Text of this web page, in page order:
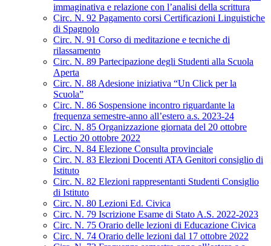
immaginativa e relazione con l’analisi della scrittura
Circ. N. 92 Pagamento corsi Certificazioni Linguistiche
di Spagnolo
Circ. N. 91 Corso di meditazione e tecniche di
rilassamento
Circ. N. 89 Partecipazione degli Studenti alla Scuola
Aperta
Circ. N. 88 Adesione iniziativa “Un Click per la
Scuola”
Circ. N. 86 Sospensione incontro riguardante la
frequenza semestre-anno all’estero a.s. 2023-24
Circ. N. 85 Organizzazione giornata del 20 ottobre
Lectio 20 ottobre 2022
Circ. N. 84 Elezione Consulta provinciale
Circ. N. 83 Elezioni Docenti ATA Genitori consiglio di
Istituto
Circ. N. 82 Elezioni rappresentanti Studenti Consiglio
di Istituto
Circ. N. 80 Lezioni Ed. Civica
Circ. N. 79 Iscrizione Esame di Stato A.S. 2022-2023
Circ. N. 75 Orario delle lezioni di Educazione Civica
Circ. N. 74 Orario delle lezioni dal 17 ottobre 2022